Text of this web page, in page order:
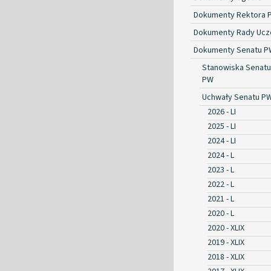
Dokumenty Rektora
Dokumenty Rady
Dokumenty Senatu
Stanowiska Senatu
PW
Uchwały Senatu
2026 - LI
2025 - LI
2024 - LI
2024 - L
2023 - L
2022 - L
2021 - L
2020 - L
2020 - XLIX
2019 - XLIX
2018 - XLIX